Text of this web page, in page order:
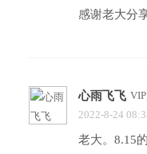
感谢老大分
心雨飞飞
2022-8-24
老大。8.15